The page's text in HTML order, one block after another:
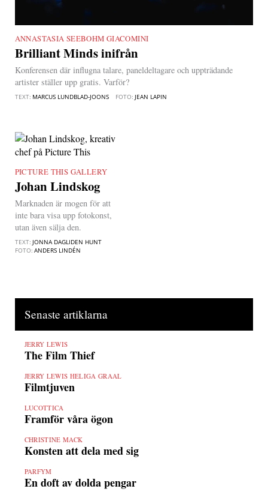
ANNASTASIA SEEBOHM GIACOMINI
Brilliant Minds inifrån
Konferensen där influgna talare, paneldeltagare och uppträdande
artister ställer upp gratis. Varför?
TEXT: MARCUS LUNDBLAD-JOONS FOTO: JEAN LAPIN
PICTURE THIS GALLERY
Johan Lindskog
Marknaden är mogen för att
inte bara visa upp fotokonst,
utan även sälja den.
TEXT: JONNA DAGLIDEN HUNT
FOTO:ANDERS LINDÉN
Senaste artiklarna
JERRY LEWIS
The Film Thief
JERRY LEWIS HELIGA GRAAL
Filmtjuven
LUCOTTICA
Framför våra ögon
CHRISTINE MACK
Konsten att dela med sig
PARFYM
En doft av dolda pengar